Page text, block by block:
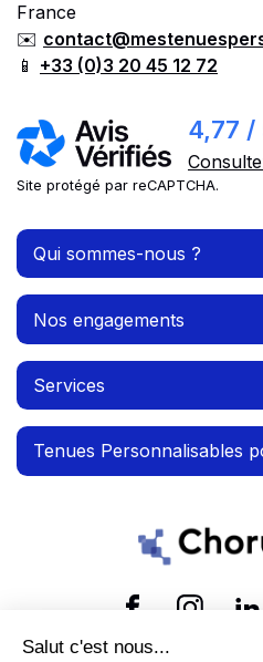
France
✉️
📱 +33 (0)3 20 45 12 72
4,77 /
Site protégé par reCAPTCHA.
Qui sommes-nous ?
Nos engagements
Services
Tenues Personnalisables
Salut c'est nous...